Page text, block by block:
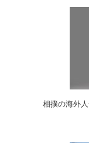
相撲の海外